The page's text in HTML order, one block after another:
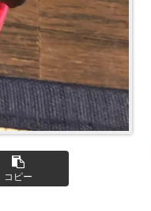
コピー